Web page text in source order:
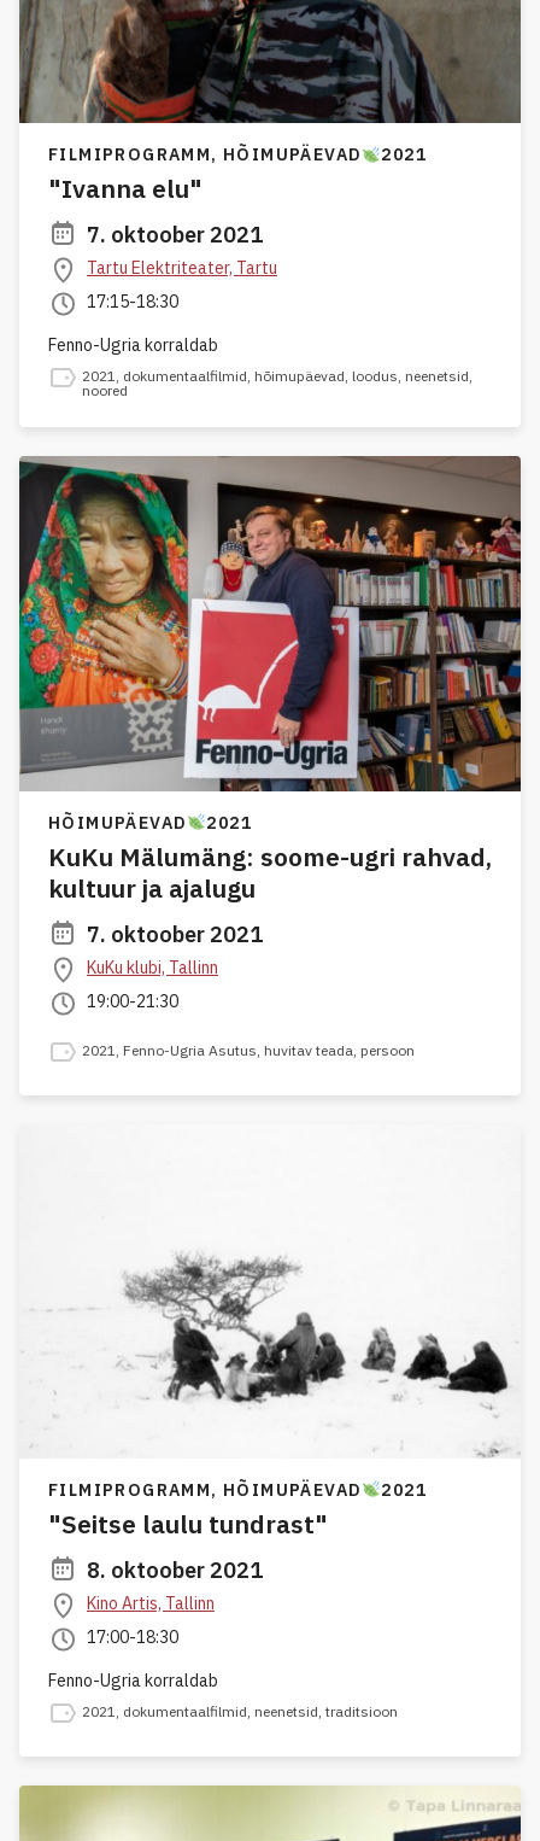
FILMIPROGRAMM, HÕIMUPÄEVAD 2021
"Ivanna elu"
7. oktoober 2021
Tartu Elektriteater, Tartu
17:15-18:30
Fenno-Ugria korraldab
2021, dokumentaalfilmid, hõimupäevad, loodus, neenetsid,
noored
HÕIMUPÄEVAD 2021
KuKu Mälumäng: soome-ugri rahvad,
kultuur ja ajalugu
7. oktoober 2021
KuKu klubi, Tallinn
19:00-21:30
2021 Fenno-Ugria Asutus huvitav teada persoon
FILMIPROGRAMM, HÕIMUPÄEVAD 2021
"Seitse laulu tundrast"
8. oktoober 2021
Kino Artis, Tallinn
17:00-18:30
Fenno-Ugria korraldab
2021 dokumentaalfilmid neenetsid traditsioon